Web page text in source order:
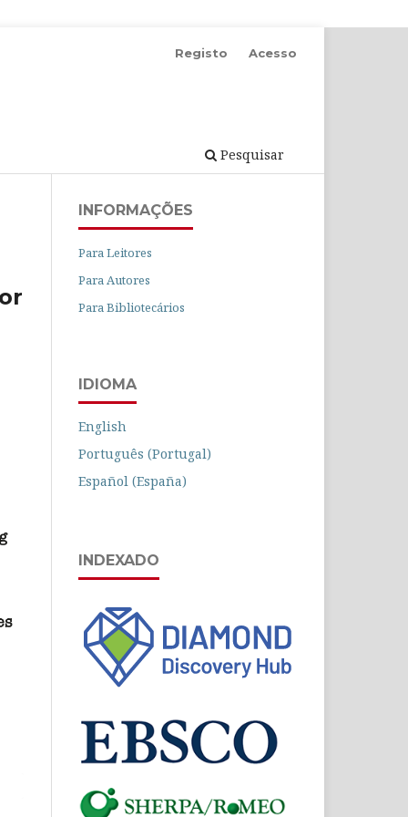
Pesquisar
Registo Acesso
INFORMAÇÕES
Para Leitores
Para Autores
Para Bibliotecários
IDIOMA
English
Português (Portugal)
Español (España)
INDEXADO